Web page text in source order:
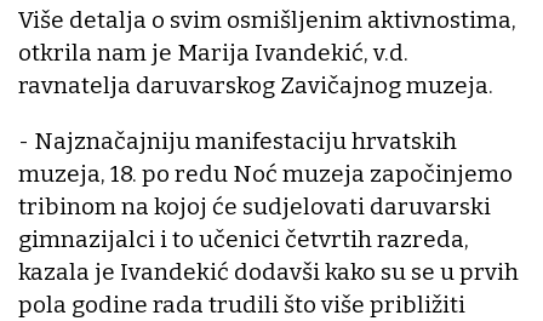
Više detalja o svim osmišljenim aktivnostima,
otkrila nam je Marija Ivandekić, v.d.
ravnatelja daruvarskog Zavičajnog muzeja.
- Najznačajniju manifestaciju hrvatskih
muzeja, 18. po redu Noć muzeja započinjemo
tribinom na kojoj će sudjelovati daruvarski
gimnazijalci i to učenici četvrtih razreda,
kazala je Ivandekić dodavši kako su se u prvih
pola godine rada trudili što više približiti